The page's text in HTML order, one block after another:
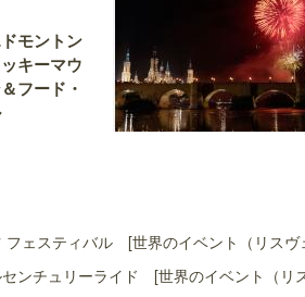
モントン
キーマウ
フード・
ェスティバル [世界のイベント（リスヴ
ンチュリーライド [世界のイベント（リ